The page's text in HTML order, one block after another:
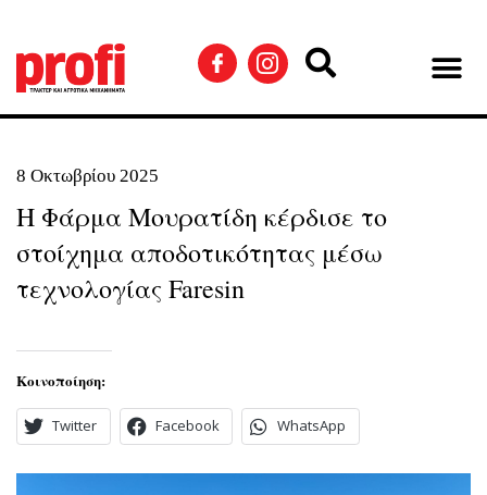
8 Οκτωβρίου 2025
Η Φάρμα Μουρατίδη κέρδισε το
στοίχημα αποδοτικότητας μέσω
τεχνολογίας Faresin
Κοινοποίηση:
Twitter Facebook WhatsApp